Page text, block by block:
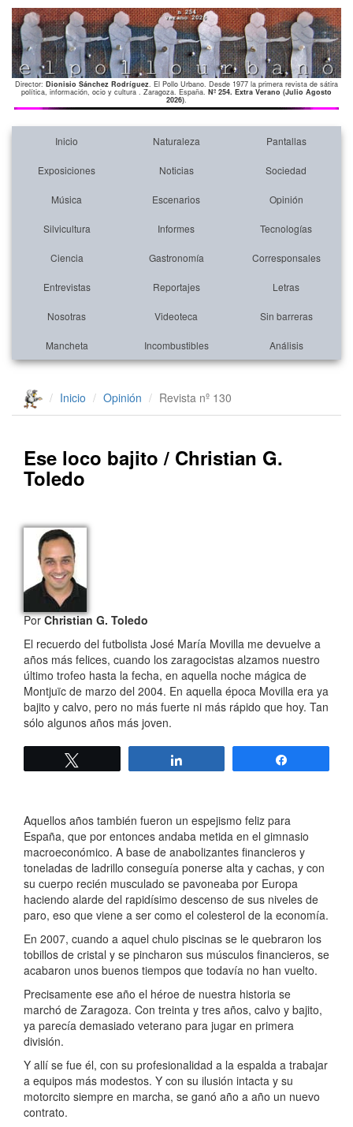
Director: Dionisio Sánchez Rodríguez. El Pollo Urbano. Desde 1977 la primera revista de sátira
política, información, ocio y cultura . Zaragoza. España. Nº 254. Extra Verano (Julio Agosto
2026).
Inicio Naturaleza Pantallas
Exposiciones Noticias Sociedad
Música Escenarios Opinión
Silvicultura Informes Tecnologías
Ciencia Gastronomía Corresponsales
Entrevistas Reportajes Letras
Nosotras Videoteca Sin barreras
Mancheta Incombustibles Análisis
Inicio Opinión Revista nº 130
Ese loco bajito / Christian G.
Toledo
PorChristian G. Toledo
El recuerdo del futbolista José María Movilla me devuelve a
años más felices, cuando los zaragocistas alzamos nuestro
último trofeo hasta la fecha, en aquella noche mágica de
Montjuïc de marzo del 2004. En aquella época Movilla era ya
bajito y calvo, pero no más fuerte ni más rápido que hoy. Tan
sólo algunos años más joven.
Aquellos años también fueron un espejismo feliz para
España, que por entonces andaba metida en el gimnasio
macroeconómico. A base de anabolizantes financieros y
toneladas de ladrillo conseguía ponerse alta y cachas, y con
su cuerpo recién musculado se pavoneaba por Europa
haciendo alarde del rapidísimo descenso de sus niveles de
paro, eso que viene a ser como el colesterol de la economía.
En 2007, cuando a aquel chulo piscinas se le quebraron los
tobillos de cristal y se pincharon sus músculos financieros, se
acabaron unos buenos tiempos que todavía no han vuelto.
Precisamente ese año el héroe de nuestra historia se
marchó de Zaragoza. Con treinta y tres años, calvo y bajito,
ya parecía demasiado veterano para jugar en primera
división.
Y allí se fue él, con su profesionalidad a la espalda a trabajar
a equipos más modestos. Y con su ilusión intacta y su
motorcito siempre en marcha, se ganó año a año un nuevo
contrato.